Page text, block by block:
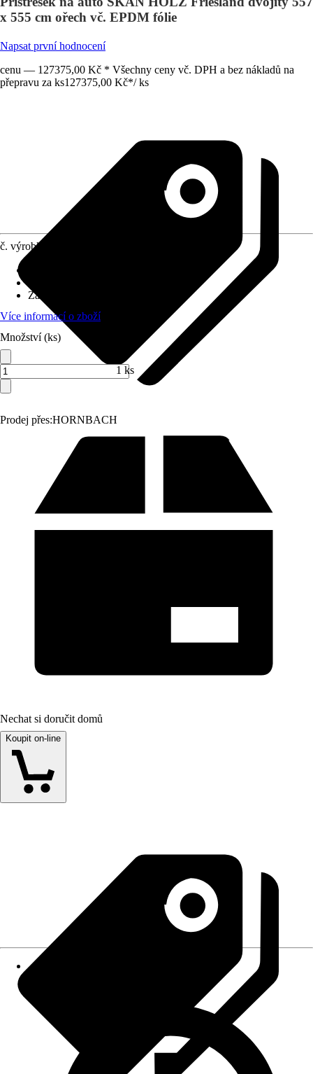
x 555 cm ořech vč. EPDM fólie
Napsat první hodnocení
cenu — 127375,00 Kč * Všechny ceny vč. DPH a bez nákladů na
přepravu za ks127375,00 Kč*/ ks
Prodej přes:HORNBACH
č. výrobku
Zatížení sněhem
Více informací o zboží
Množství (ks)
1 ks
Nechat si doručit domů
Koupit on-line